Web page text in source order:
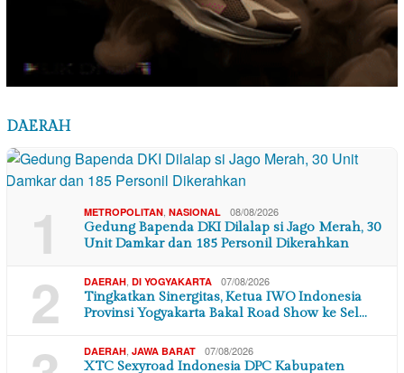
DAERAH
1 METROPOLITAN NASIONAL 08/08/2026
Gedung Bapenda DKI Dilalap si Jago Merah, 30
Unit Damkar dan 185 Personil Dikerahkan
2 DAERAH DI YOGYAKARTA 07/08/2026
Tingkatkan Sinergitas, Ketua IWO Indonesia
Provinsi Yogyakarta Bakal Road Show ke Sel…
DAERAH JAWA BARAT 07/08/2026
XTC Sexyroad Indonesia DPC Kabupaten